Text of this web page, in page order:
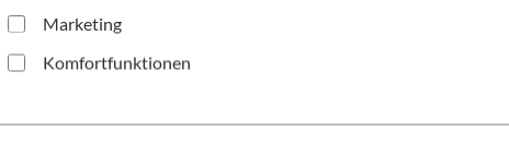
Marketing
Komfortfunktionen